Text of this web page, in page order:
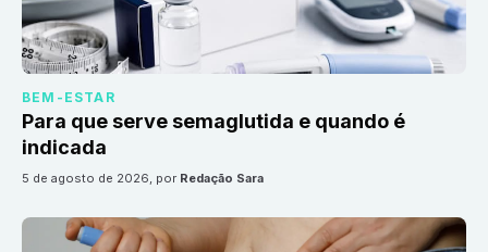
BEM-ESTAR
Para que serve semaglutida e quando é
indicada
5 de agosto de 2026, por Redação Sara